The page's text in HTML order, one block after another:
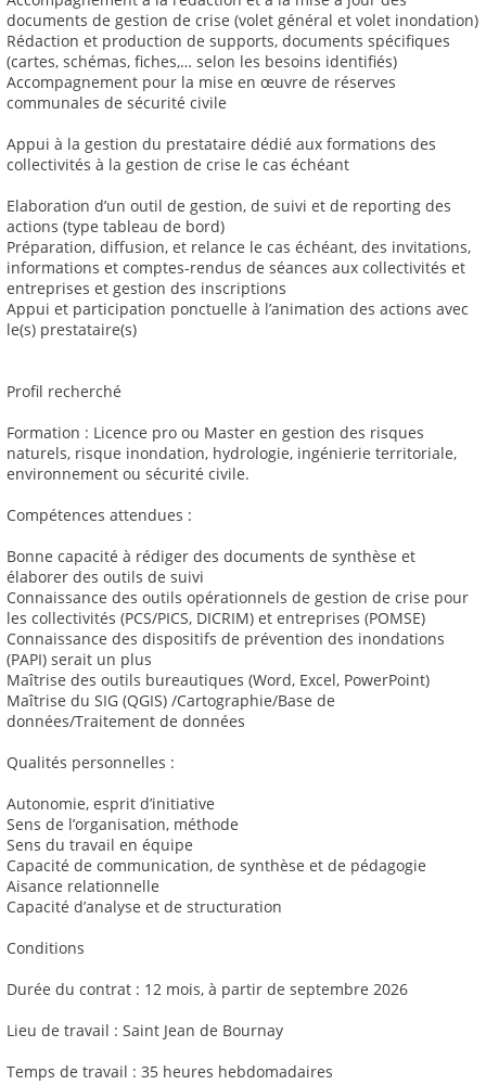
documents de gestion de crise (volet général et volet inondation)
Rédaction et production de supports, documents spécifiques
(cartes, schémas, fiches,… selon les besoins identifiés)
Accompagnement pour la mise en œuvre de réserves
communales de sécurité civile
Appui à la gestion du prestataire dédié aux formations des
collectivités à la gestion de crise le cas échéant
Elaboration d’un outil de gestion, de suivi et de reporting des
actions (type tableau de bord)
Préparation, diffusion, et relance le cas échéant, des invitations,
informations et comptes-rendus de séances aux collectivités et
entreprises et gestion des inscriptions
Appui et participation ponctuelle à l’animation des actions avec
le(s) prestataire(s)
Profil recherché
Formation : Licence pro ou Master en gestion des risques
naturels, risque inondation, hydrologie, ingénierie territoriale,
environnement ou sécurité civile.
Compétences attendues :
Bonne capacité à rédiger des documents de synthèse et
élaborer des outils de suivi
Connaissance des outils opérationnels de gestion de crise pour
les collectivités (PCS/PICS, DICRIM) et entreprises (POMSE)
Connaissance des dispositifs de prévention des inondations
(PAPI) serait un plus
Maîtrise des outils bureautiques (Word, Excel, PowerPoint)
Maîtrise du SIG (QGIS) /Cartographie/Base de
données/Traitement de données
Qualités personnelles :
Autonomie, esprit d’initiative
Sens de l’organisation, méthode
Sens du travail en équipe
Capacité de communication, de synthèse et de pédagogie
Aisance relationnelle
Capacité d’analyse et de structuration
Conditions
Durée du contrat : 12 mois, à partir de septembre 2026
Lieu de travail : Saint Jean de Bournay
Temps de travail : 35 heures hebdomadaires